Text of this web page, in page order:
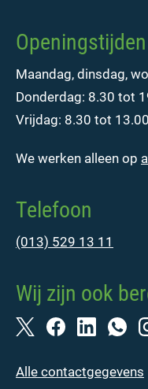
Openingstijden
Maandag, dinsdag,
Donderdag: 8.30 tot
Vrijdag: 8.30 tot
We werken alleen op
Telefoon
(013) 529 13 11
Wij zijn ook
Alle contactgegevens